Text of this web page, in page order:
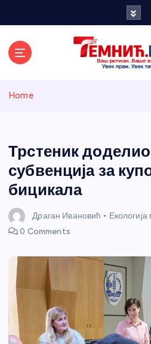
и
Home
Трстеник
субвенција за
бицикала
Драган Ивановић Екологија
0 Comments